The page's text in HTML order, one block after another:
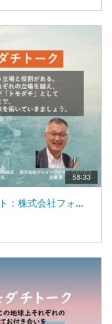
58:33
名誉教授と経営者のトモダチトークゲスト：株式会社フォーラムエイト 代表取締役社長 伊藤 裕二 氏